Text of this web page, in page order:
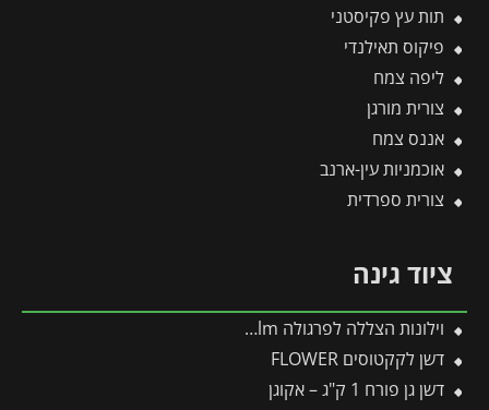
תות עץ פקיסטני
פיקוס תאילנדי
ליפה צמח
צורית מורגן
אננס צמח
אוכמניות עין-ארנב
צורית ספרדית
ציוד גינה
וילונות הצללה לפרגולה 3.4X6.6 Stockholm מבית פלרם – Canopia
דשן לקקטוסים FLOWER
דשן גן פורח 1 ק"ג – אקוגן